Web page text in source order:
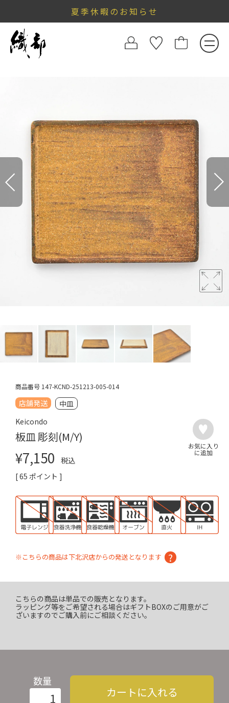
夏季休暇のお知らせ
商品番号 147-KCND-251213-005-014
店舗発送
中皿
Keicondo
板皿 彫刻(M/Y)
¥7,150
税込
[65 ポイント ]
※こちらの商品は下北沢店からの発送となります
こちらの商品は単品での販売となります。
ラッピング等をご希望される場合はギフトBOXのご用意がご
ざいますのでご購入前にご相談ください。
数量
カートに入れる